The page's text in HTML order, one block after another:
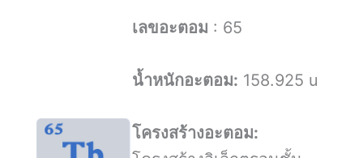
เลขอะตอม : 65
น้ำหนักอะตอม: 158.925 u
โครงสร้างอะตอม: